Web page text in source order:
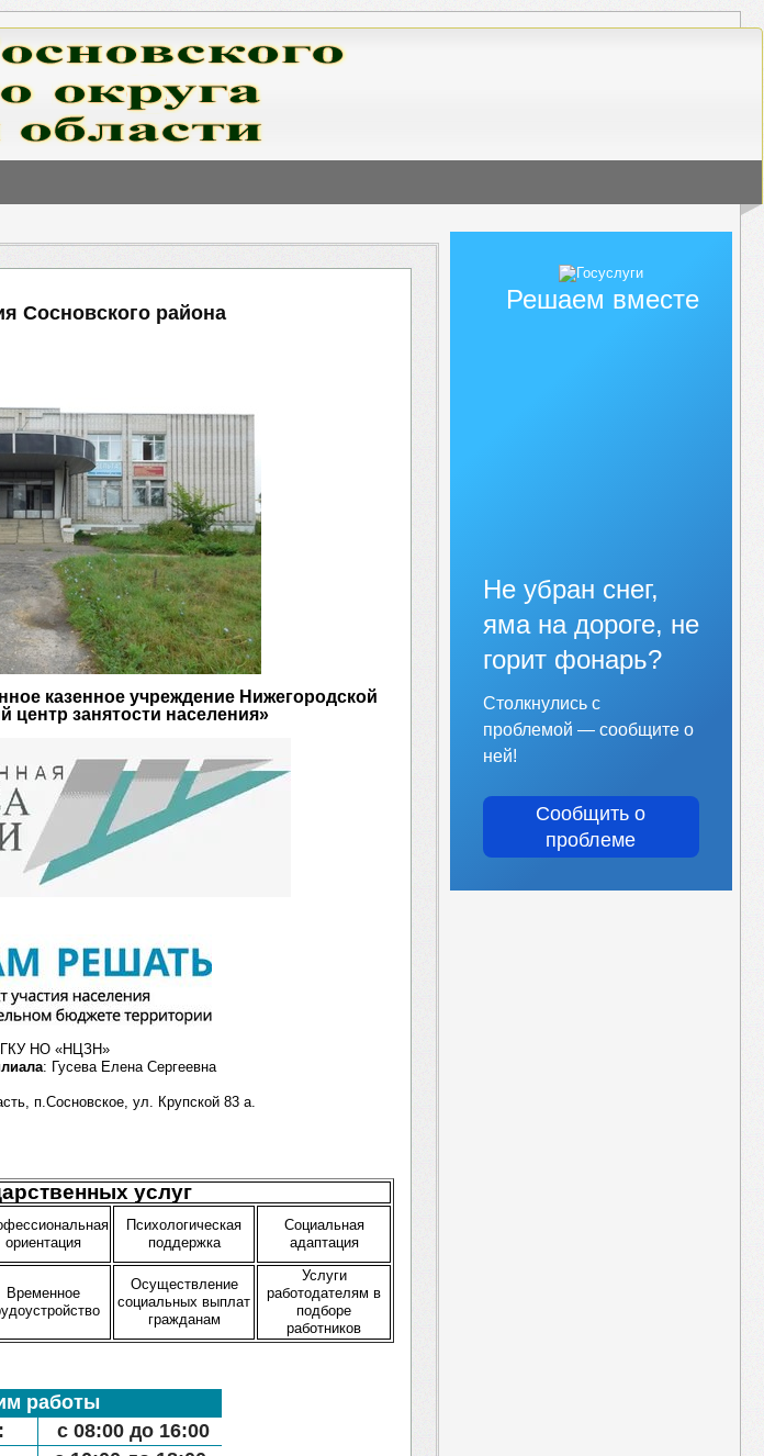
Сосновского района
казенное учреждение Нижегородской
центр занятости населения»
ГКУ НО «НЦЗН»
: Гусева Елена Сергеевна
п.Сосновское, ул. Крупской 83 а.
услуг
ориентация
Психологическая
поддержка
Социальная
адаптация
Временное
Осуществление
социальных выплат
гражданам
Услуги
работодателям в
подборе
работников
работы
с 08:00 до 16:00
Решаем вместе
Не убран снег,
яма на дороге, не
горит фонарь?
Столкнулись с
проблемой — сообщите о
ней!
Сообщить о
проблеме